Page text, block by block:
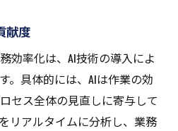
献度
効率化は、AI技術の導入によ
。具体的には、AIは作業の効
セス全体の見直しに寄与して
リアルタイムに分析し、業務